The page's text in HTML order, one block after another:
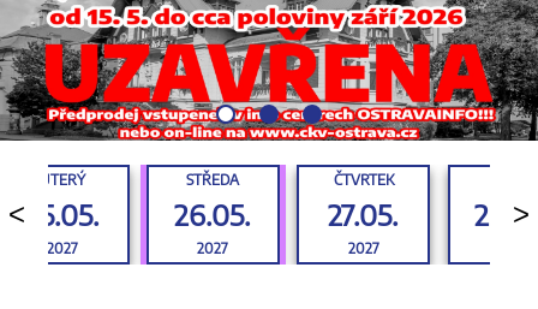
<
ÚTERÝ
25.05.
2027
STŘEDA
26.05.
2027
ČTVRTEK
27.05.
2027
>